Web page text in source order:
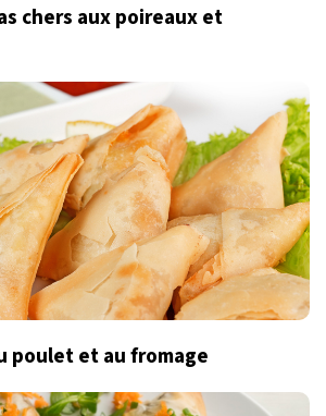
chers aux poireaux et
poulet et au fromage